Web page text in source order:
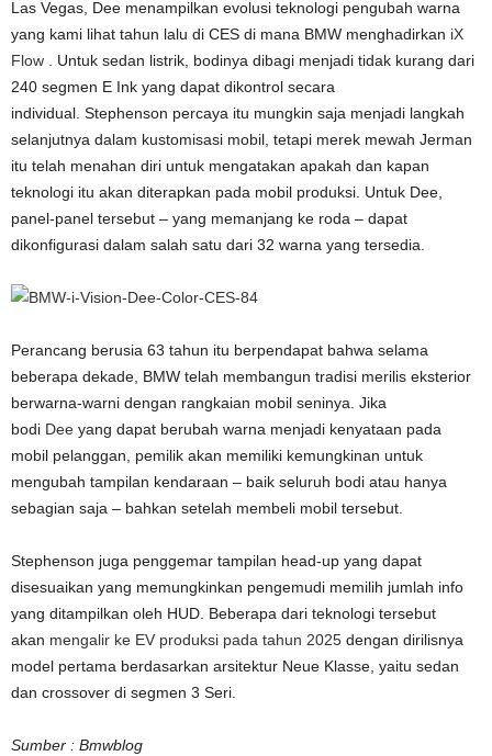
Las Vegas, Dee menampilkan evolusi teknologi pengubah warna
yang kami lihat tahun lalu di CES di mana BMW menghadirkan iX
Flow . Untuk sedan listrik, bodinya dibagi menjadi tidak kurang dari
240 segmen E Ink yang dapat dikontrol secara
individual. Stephenson percaya itu mungkin saja menjadi langkah
selanjutnya dalam kustomisasi mobil, tetapi merek mewah Jerman
itu telah menahan diri untuk mengatakan apakah dan kapan
teknologi itu akan diterapkan pada mobil produksi. Untuk Dee,
panel-panel tersebut – yang memanjang ke roda – dapat
dikonfigurasi dalam salah satu dari 32 warna yang tersedia.
Perancang berusia 63 tahun itu berpendapat bahwa selama
beberapa dekade, BMW telah membangun tradisi merilis eksterior
berwarna-warni dengan rangkaian mobil seninya. Jika
bodi Dee yang dapat berubah warna menjadi kenyataan pada
mobil pelanggan, pemilik akan memiliki kemungkinan untuk
mengubah tampilan kendaraan – baik seluruh bodi atau hanya
sebagian saja – bahkan setelah membeli mobil tersebut.
Stephenson juga penggemar tampilan head-up yang dapat
disesuaikan yang memungkinkan pengemudi memilih jumlah info
yang ditampilkan oleh HUD. Beberapa dari teknologi tersebut
akan mengalir ke EV produksi pada tahun 2025 dengan dirilisnya
model pertama berdasarkan arsitektur Neue Klasse, yaitu sedan
dan crossover di segmen 3 Seri.
Sumber : Bmwblog